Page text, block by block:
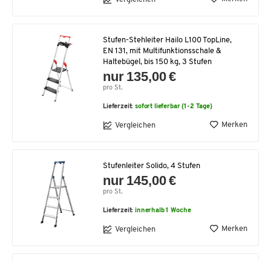
Stufen-Stehleiter Hailo L100 TopLine,
EN 131, mit Multifunktionsschale &
Haltebügel, bis 150 kg, 3 Stufen
nur 135,00 €
pro St.
Lieferzeit:sofort lieferbar (1-2 Tage)
Vergleichen Merken
Stufenleiter Solido, 4 Stufen
nur 145,00 €
pro St.
Lieferzeit:innerhalb 1 Woche
Vergleichen Merken